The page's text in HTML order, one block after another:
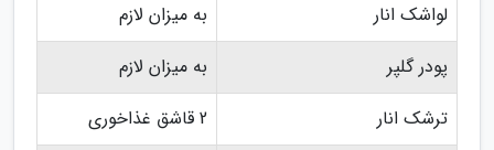
لواشک انار
به میزان لازم
پودر گلپر
به میزان لازم
ترشک انار
2 قاشق غذاخوری